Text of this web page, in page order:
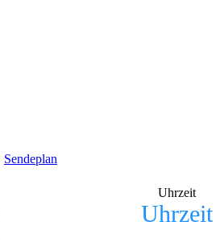
Sendeplan
Uhrzeit
Uhrzeit